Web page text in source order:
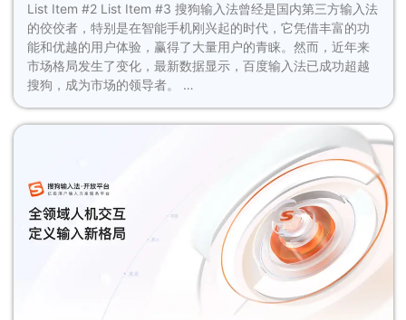
List Item #2 List Item #3 搜狗输入法曾经是国内第三方输入法
的佼佼者，特别是在智能手机刚兴起的时代，它凭借丰富的功
能和优越的用户体验，赢得了大量用户的青睐。然而，近年来
市场格局发生了变化，最新数据显示，百度输入法已成功超越
搜狗，成为市场的领导者。 …